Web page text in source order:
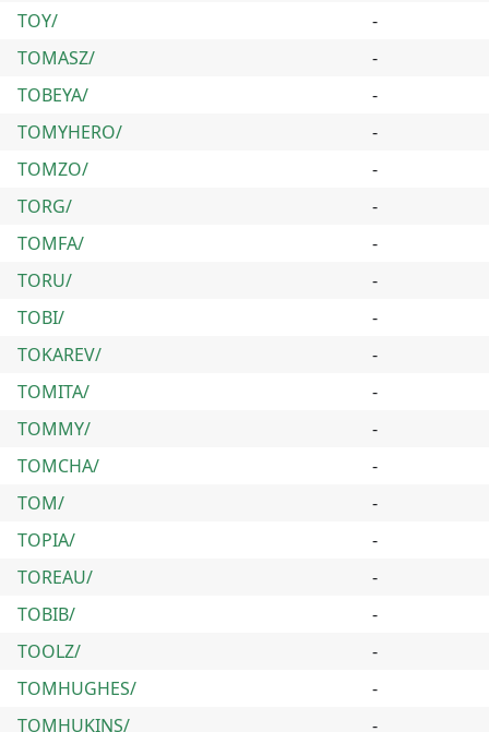
TOY/
-
TOMASZ/
-
TOBEYA/
-
TOMYHERO/
-
TOMZO/
-
TORG/
-
TOMFA/
-
TORU/
-
TOBI/
-
TOKAREV/
-
TOMITA/
-
TOMMY/
-
TOMCHA/
-
TOM/
-
TOPIA/
-
TOREAU/
-
TOBIB/
-
TOOLZ/
-
TOMHUGHES/
-
TOMHUKINS/
-